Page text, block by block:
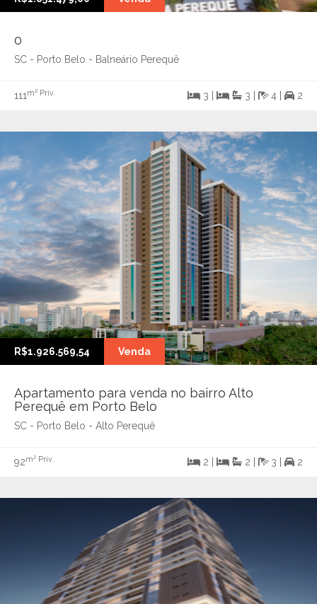
0
SC - Porto Belo - Balneário Perequê
111 m² Priv. 3 | 3 | 4 | 2
R$1.926.569,54 Venda
Apartamento para venda no bairro Alto
Perequê em Porto Belo
SC - Porto Belo - Alto Perequê
92m² Priv. 2 | 2 | 3 | 2